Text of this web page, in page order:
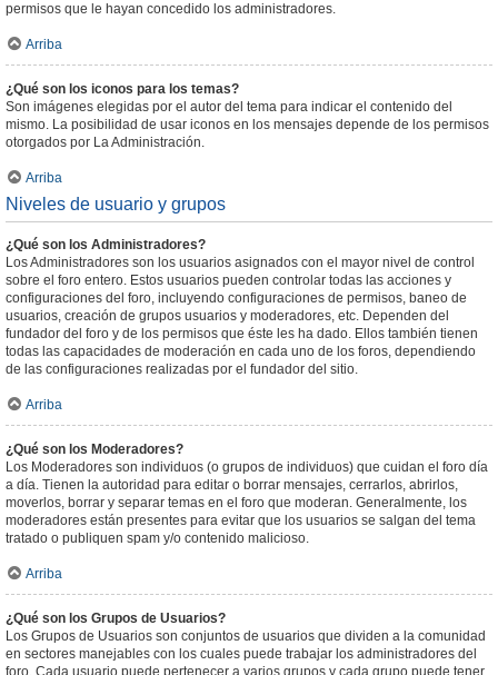
permisos que le hayan concedido los administradores.
Arriba
¿Qué son los iconos para los temas?
Son imágenes elegidas por el autor del tema para indicar el contenido del
mismo. La posibilidad de usar iconos en los mensajes depende de los permisos
otorgados por La Administración.
Arriba
Niveles de usuario y grupos
¿Qué son los Administradores?
Los Administradores son los usuarios asignados con el mayor nivel de control
sobre el foro entero. Estos usuarios pueden controlar todas las acciones y
configuraciones del foro, incluyendo configuraciones de permisos, baneo de
usuarios, creación de grupos usuarios y moderadores, etc. Dependen del
fundador del foro y de los permisos que éste les ha dado. Ellos también tienen
todas las capacidades de moderación en cada uno de los foros, dependiendo
de las configuraciones realizadas por el fundador del sitio.
Arriba
¿Qué son los Moderadores?
Los Moderadores son individuos (o grupos de individuos) que cuidan el foro día
a día. Tienen la autoridad para editar o borrar mensajes, cerrarlos, abrirlos,
moverlos, borrar y separar temas en el foro que moderan. Generalmente, los
moderadores están presentes para evitar que los usuarios se salgan del tema
tratado o publiquen spam y/o contenido malicioso.
Arriba
¿Qué son los Grupos de Usuarios?
Los Grupos de Usuarios son conjuntos de usuarios que dividen a la comunidad
en sectores manejables con los cuales puede trabajar los administradores del
foro. Cada usuario puede pertenecer a varios grupos y cada grupo puede tener